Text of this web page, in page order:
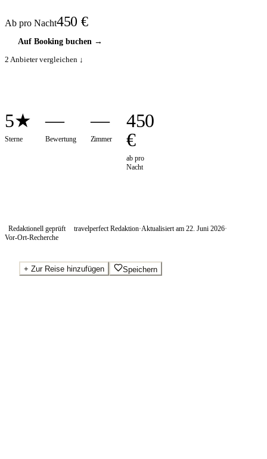
Ab pro Nacht450 €
Auf Booking buchen→
2 Anbieter vergleichen ↓
5★
Sterne
—
Bewertung
—
Zimmer
450
€
ab pro
Nacht
Redaktionell geprüft travelperfect Redaktion·Aktualisiert am 22. Juni 2026·
Vor-Ort-Recherche
+ Zur Reise hinzufügen Speichern